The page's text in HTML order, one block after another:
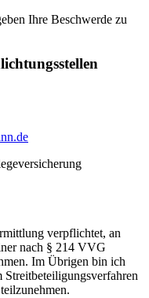
Ihre Beschwerde zu
verpflichtet, an
nach § 214 VVG
Im Übrigen bin ich